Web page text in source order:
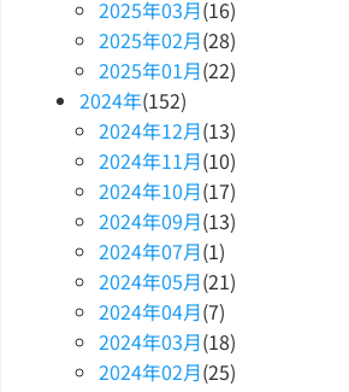
2025年03月(16)
2025年02月(28)
2025年01月(22)
2024年(152)
2024年12月(13)
2024年11月(10)
2024年10月(17)
2024年09月(13)
2024年07月(1)
2024年05月(21)
2024年04月(7)
2024年03月(18)
2024年02月(25)